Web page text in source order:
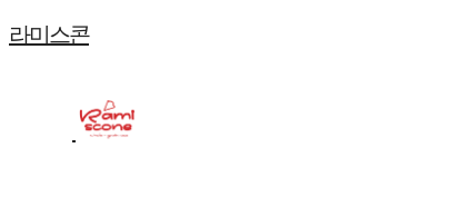
라미스콘